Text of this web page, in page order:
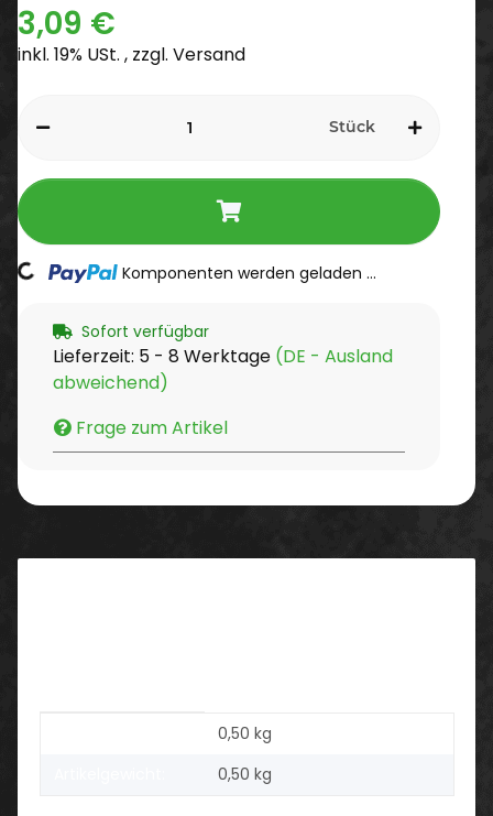
3,09 €
inkl. 19% USt. , zzgl. Versand
Stück
Komponenten werden geladen ...
Sofort verfügbar
Lieferzeit: 5 - 8 Werktage (DE - Ausland
abweichend)
Frage zum Artikel
Produkteigenschaft0,50 kg
0,50 kg